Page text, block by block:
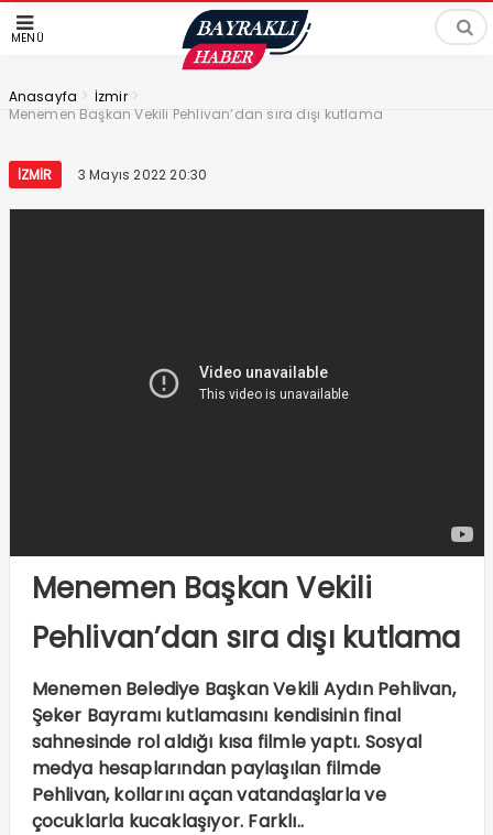
MENÜ
Anasayfa > İzmir >
Menemen Başkan Vekili Pehlivan’dan sıra dışı kutlama
İZMIR 3 Mayıs 2022 20:30
Menemen Başkan Vekili
Pehlivan’dan sıra dışı kutlama
Menemen Belediye Başkan Vekili Aydın Pehlivan,
Şeker Bayramı kutlamasını kendisinin final
sahnesinde rol aldığı kısa filmle yaptı. Sosyal
medya hesaplarından paylaşılan filmde
Pehlivan, kollarını açan vatandaşlarla ve
çocuklarla kucaklaşıyor. Farklı..